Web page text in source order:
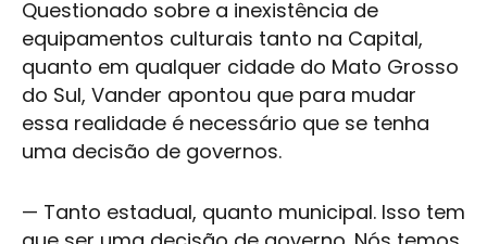
Questionado sobre a inexistência de
equipamentos culturais tanto na Capital,
quanto em qualquer cidade do Mato Grosso
do Sul, Vander apontou que para mudar
essa realidade é necessário que se tenha
uma decisão de governos.
— Tanto estadual, quanto municipal. Isso tem